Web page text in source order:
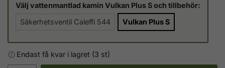
Välj vattenmantlad kamin Vulkan Plus S och tillbehör:
Säkerhetsventil Caleffi 544
Vulkan Plus S
Endast få kvar i lagret (3 st)